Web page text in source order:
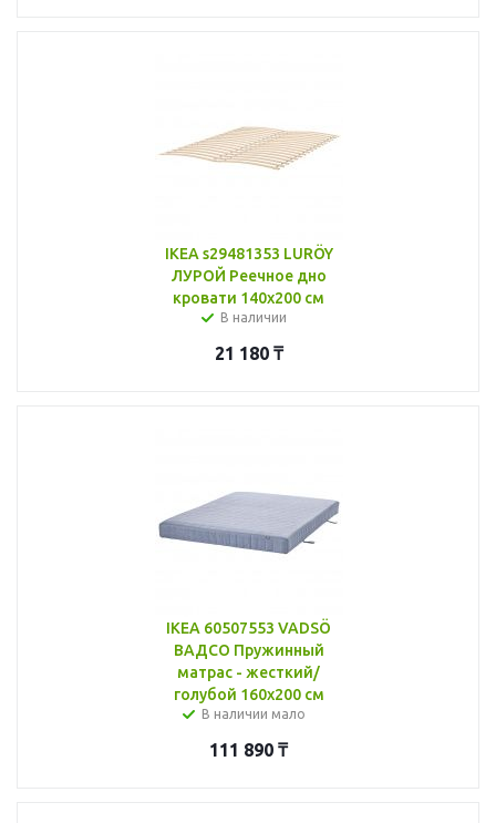
IKEA s29481353 LURÖY
ЛУРОЙ Реечное дно
кровати 140x200 см
В наличии
21 180₸
IKEA 60507553 VADSÖ
ВАДСО Пружинный
матрас - жесткий/
голубой 160x200 см
В наличии мало
111 890 ₸